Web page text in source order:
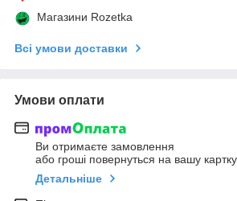
Магазини Rozetka
Всі умови доставки
Умови оплати
Ви отримаєте замовлення
або гроші повернуться на вашу картку
Детальніше